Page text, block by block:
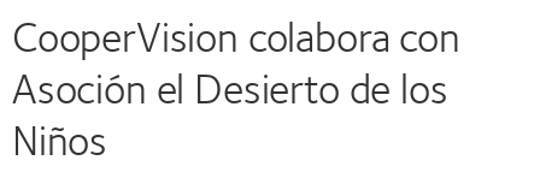
CooperVision colabora con
Asoción el Desierto de los
Niños